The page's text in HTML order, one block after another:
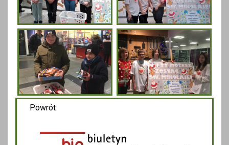
Powrót